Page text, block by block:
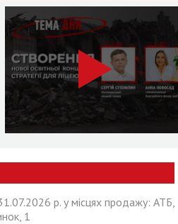
р. у місцях продажу: АТБ,
1